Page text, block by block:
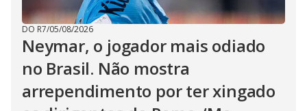
DO R7/05/08/2026
Neymar, o jogador mais odiado
no Brasil. Não mostra
arrependimento por ter xingado